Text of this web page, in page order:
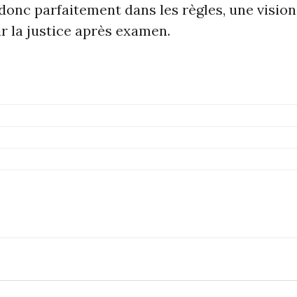
parfaitement dans les règles, une vision
la justice après examen.